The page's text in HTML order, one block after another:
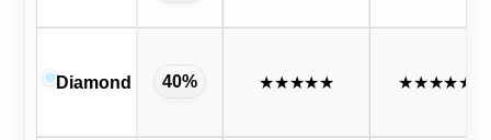
Diamond 40% ★★★★★ ★★★★★